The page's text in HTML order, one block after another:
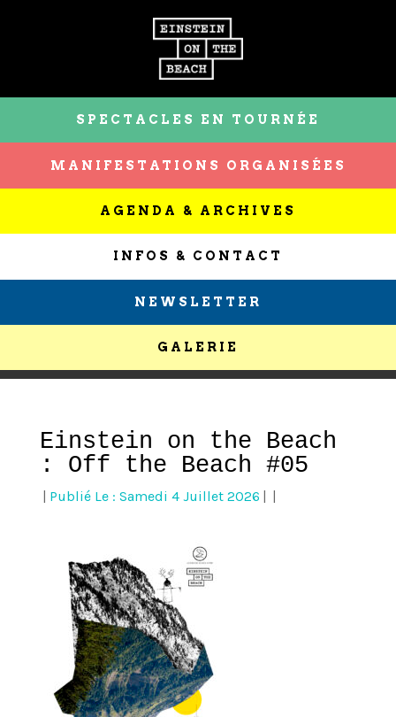
SPECTACLES EN TOURNÉE
MANIFESTATIONS ORGANISÉES
AGENDA & ARCHIVES
INFOS & CONTACT
NEWSLETTER
GALERIE
Einstein on the Beach
: Off the Beach #05
Publié Le : Samedi 4 Juillet 2026